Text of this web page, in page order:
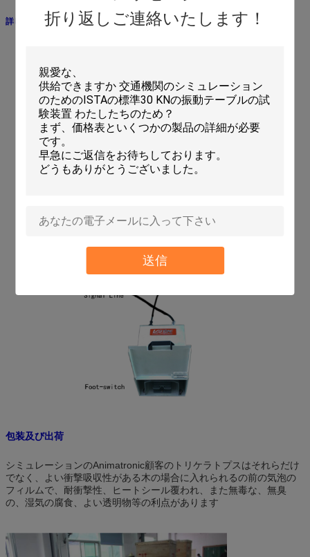
折り返しご連絡いたします！
送信
詳しい映像
包装及び出荷
シミュレーションのAnimatronic顧客のトリケラトプスはそれらだけ
でなく、よい衝撃吸収性がある木の場合に入れられるの前の気泡の
フィルムで、耐衝撃性、ヒートシール覆われ、また無毒な、無臭
の、湿気の腐食、よい透明物等の利点があります